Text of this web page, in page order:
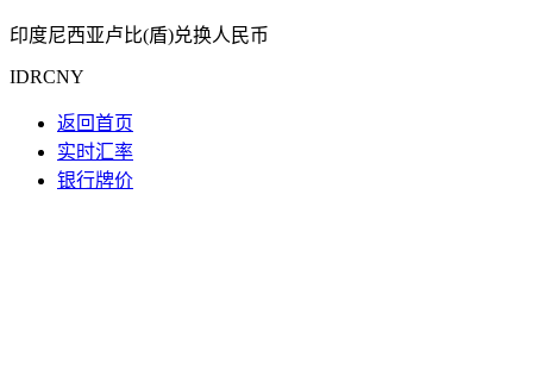
印度尼西亚卢比(盾)兑换人民币
IDRCNY
返回首页
实时汇率
银行牌价